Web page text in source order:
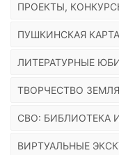
ПРОЕКТЫ,
ПУШКИНСКАЯ КАРТА
ЛИТЕРАТУРНЫЕ
ТВОРЧЕСТВО
СВО: БИБЛИОТЕКА
ВИРТУАЛЬНЫЕ